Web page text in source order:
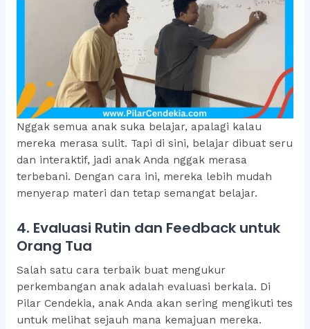
Nggak semua anak suka belajar, apalagi kalau
mereka merasa sulit. Tapi di sini, belajar dibuat seru
dan interaktif, jadi anak Anda nggak merasa
terbebani. Dengan cara ini, mereka lebih mudah
menyerap materi dan tetap semangat belajar.
4. Evaluasi Rutin dan Feedback untuk
Orang Tua
Salah satu cara terbaik buat mengukur
perkembangan anak adalah evaluasi berkala. Di
Pilar Cendekia, anak Anda akan sering mengikuti tes
untuk melihat sejauh mana kemajuan mereka.